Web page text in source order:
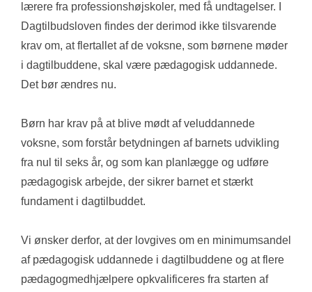
lærere fra professionshøjskoler, med få undtagelser. I
Dagtilbudsloven findes der derimod ikke tilsvarende
krav om, at flertallet af de voksne, som børnene møder
i dagtilbuddene, skal være pædagogisk uddannede.
Det bør ændres nu.
Børn har krav på at blive mødt af veluddannede
voksne, som forstår betydningen af barnets udvikling
fra nul til seks år, og som kan planlægge og udføre
pædagogisk arbejde, der sikrer barnet et stærkt
fundament i dagtilbuddet.
Vi ønsker derfor, at der lovgives om en minimumsandel
af pædagogisk uddannede i dagtilbuddene og at flere
pædagogmedhjælpere opkvalificeres fra starten af